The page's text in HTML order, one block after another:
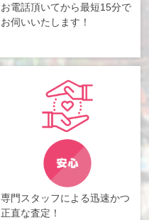
お電話頂いてから最短15分で
お伺いいたします！
専門スタッフによる迅速かつ
正直な査定！